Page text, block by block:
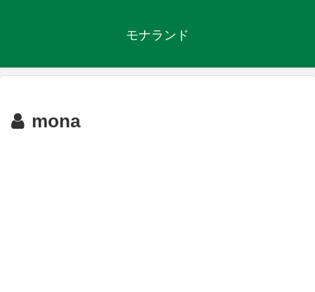
モナランド
mona